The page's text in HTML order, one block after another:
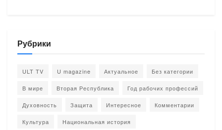
Рубрики
ULT TV U magazine Актуальное Без категории
В мире Вторая Республика Год рабочих профессий
Духовность Защита Интересное Комментарии
Культура Национальная история